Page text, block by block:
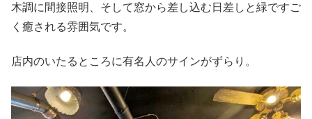
木調に間接照明、そして窓から差し込む日差しと緑ですご
く癒される雰囲気です。
店内のいたるところに有名人のサインがずらり。